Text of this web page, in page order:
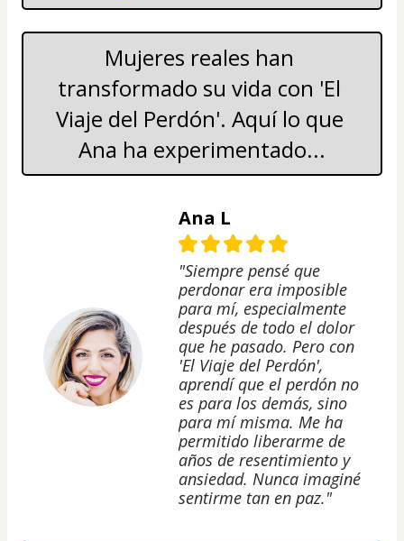
Mujeres reales han
transformado su vida con 'El
Viaje del Perdón'. Aquí lo que
Ana ha experimentado...
Ana L
"Siempre pensé que
perdonar era imposible
para mí, especialmente
después de todo el dolor
que he pasado. Pero con
'El Viaje del Perdón',
aprendí que el perdón no
es para los demás, sino
para mí misma. Me ha
permitido liberarme de
años de resentimiento y
ansiedad. Nunca imaginé
sentirme tan en paz."